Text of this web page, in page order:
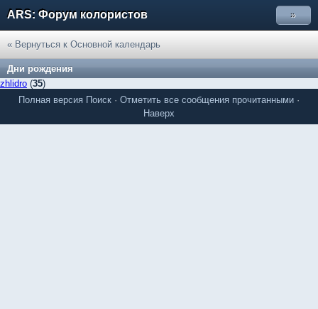
ARS: Форум колористов »
« Вернуться к Основной календарь
Дни рождения
zhlidro (35)
Полная версия Поиск · Отметить все сообщения прочитанными ·
Наверх